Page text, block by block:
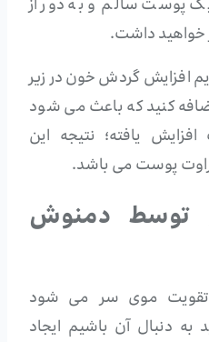
پوست سالم و به دور از
خواهید داشت.
افزایش گردش خون در زیر
کنید که باعث می شود
یافته؛ نتیجه این
پوست می باشد.
توسط دمنوش
موی سر می شود
دنبال آن باشیم ایجاد